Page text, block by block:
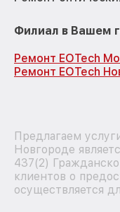
Филиал в Вашем
Ремонт EOTech
Ремонт EOTech
Предлагаем
Новгороде
437(2)
клиентов о
осуществляется